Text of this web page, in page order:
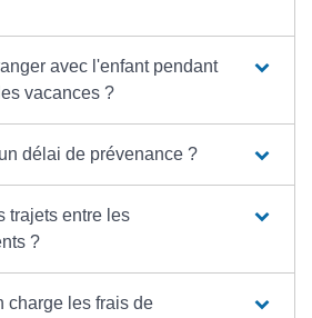
avec l'enfant pendant
vacances ?
délai de prévenance ?
trajets entre les
?
charge les frais de